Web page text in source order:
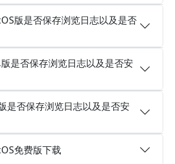
版是否保存浏览日志以及是否
是否保存浏览日志以及是否安
是否保存浏览日志以及是否安
免费版下载